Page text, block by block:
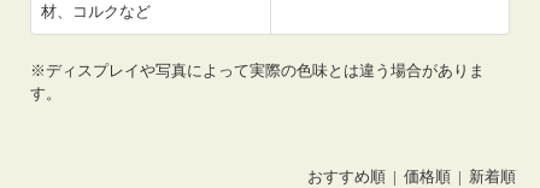
材、コルクなど
※ディスプレイや写真によって実際の色味とは違う場合がありま
す。
おすすめ順 | 価格順 | 新着順